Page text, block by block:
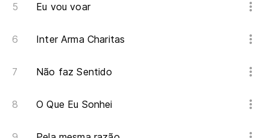
Eu vou voar
Inter Arma Charitas
Não faz Sentido
O Que Eu Sonhei